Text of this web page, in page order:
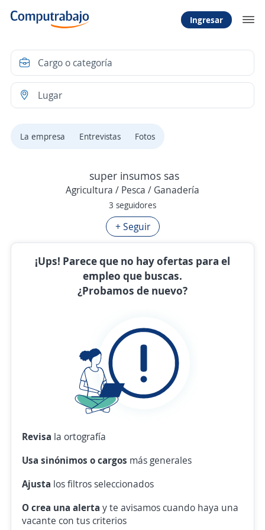
Ingresar
La empresa Entrevistas Fotos
super insumos sas
Agricultura / Pesca / Ganadería
3 seguidores
+ Seguir
¡Ups! Parece que no hay ofertas para el
empleo que buscas.
¿Probamos de nuevo?
Revisa la ortografía
Usa sinónimos o cargos más generales
Ajusta los filtros seleccionados
O crea una alerta y te avisamos cuando haya una
vacante con tus criterios